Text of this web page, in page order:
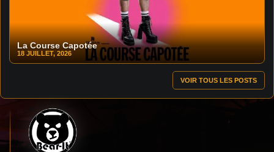
La Course Capotée
18 JUILLET, 2026
VOIR TOUS LES POSTS